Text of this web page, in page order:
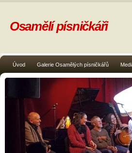
Úvod Galerie Osamělých písničkářů
Osamělí písničkáři